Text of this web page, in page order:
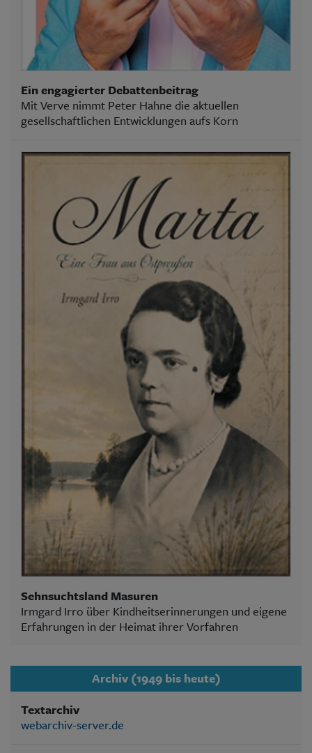
Ein engagierter Debattenbeitrag
Mit Verve nimmt Peter Hahne die aktuellen
gesellschaftlichen Entwicklungen aufs Korn
Sehnsuchtsland Masuren
Irmgard Irro über Kindheitserinnerungen und eigene
Erfahrungen in der Heimat ihrer Vorfahren
Archiv (1949 bis heute)
Textarchiv
webarchiv-server.de